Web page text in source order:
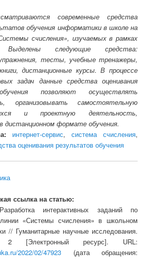
современные средства
обучения информатики в школе на
счисления», изучаемых в рамках
следующие средства:
тесты, учебные тренажеры,
дистанционные курсы. В процессе
задач данные средства оценивания
позволяют осуществлять
организовывать самостоятельную
и проектную деятельность,
дистанционном формате обучения.
интернет-сервис, система счисления,
оценивания результатов обучения
ссылка на статью:
интерактивных заданий по
«Системы счисления» в школьном
// Гуманитарные научные исследования.
ресурс]. URL:
2022/02/47923 (дата обращения: